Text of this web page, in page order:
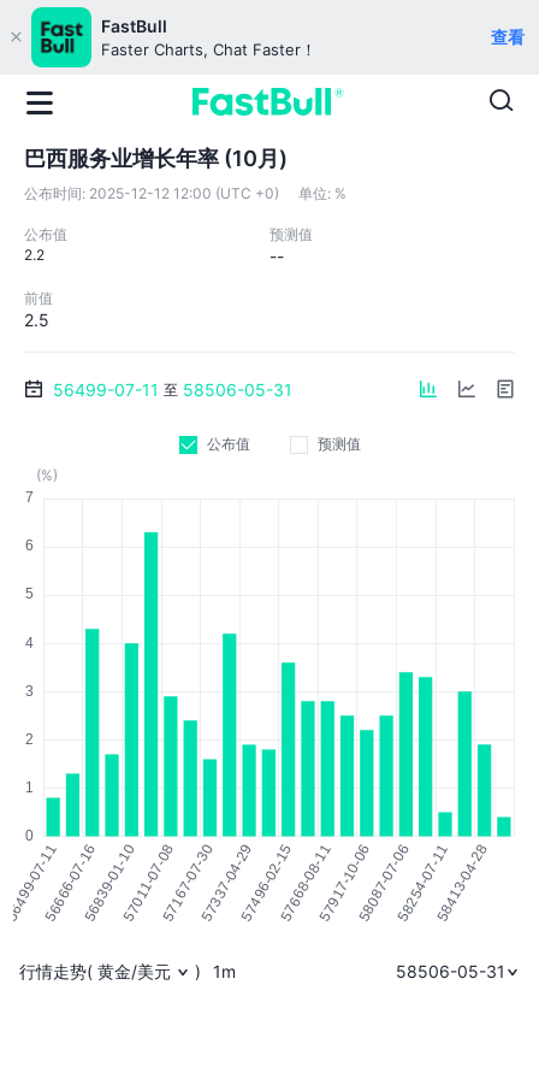
FastBull
Faster Charts, Chat Faster！
查看
巴西服务业增长年率 (10月)
公布时间: 2025-12-12 12:00 (UTC +0) 单位: %
公布值
2.2
预测值
--
前值
2.5
56499-07-11 至 58506-05-31
公布值
预测值
(%)
行情走势( 黄金/美元 ) 1m 58506-05-31